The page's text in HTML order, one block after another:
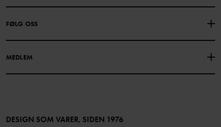
GAVEKORTSALDO KJØPSVILKÅR
PERSONVERNPOLICY
FØLG OSS
MEDLEM
Bli medlem
DESIGN SOM VARER, SIDEN 1976